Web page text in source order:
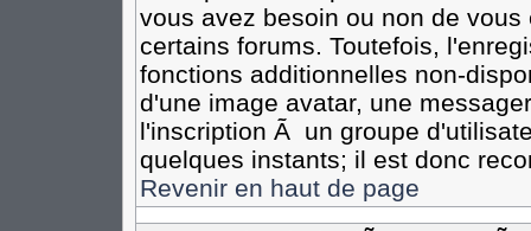
vous avez besoin ou non de
certains forums. Toutefois,
fonctions additionnelles non-
d'une image avatar, une
l'inscription Ã un groupe
quelques instants; il est donc
Revenir en haut de page